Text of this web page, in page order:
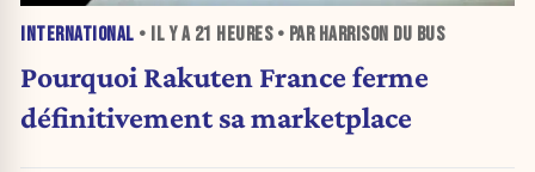
INTERNATIONAL • IL Y A 21 HEURES• PAR HARRISON DU BUS
Pourquoi Rakuten France ferme
définitivement sa marketplace